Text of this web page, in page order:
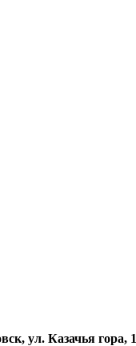
ул. Казачья гора, 1